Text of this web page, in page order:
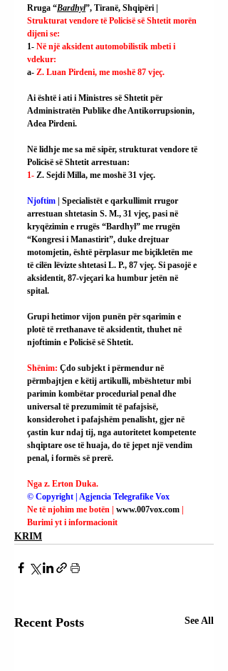
Rruga “Bardhyl”, Tiranë, Shqipëri |
Strukturat vendore të Policisë së Shtetit morën
dijeni se:
1- Në një aksident automobilistik mbeti i
vdekur:
a- Z. Luan Pirdeni, me moshë 87 vjeç.
Ai është i ati i Ministres së Shtetit për
Administratën Publike dhe Antikorrupsionin,
Adea Pirdeni.
Në lidhje me sa më sipër, strukturat vendore të
Policisë së Shtetit arrestuan:
1- Z. Sejdi Milla, me moshë 31 vjeç.
Njoftim | Specialistët e qarkullimit rrugor
arrestuan shtetasin S. M., 31 vjeç, pasi në
kryqëzimin e rrugës “Bardhyl” me rrugën
“Kongresi i Manastirit”, duke drejtuar
motomjetin, është përplasur me biçikletën me
të cilën lëvizte shtetasi L. P., 87 vjeç. Si pasojë e
aksidentit, 87-vjeçari ka humbur jetën në
spital.
Grupi hetimor vijon punën për sqarimin e
plotë të rrethanave të aksidentit, thuhet në
njoftimin e Policisë së Shtetit.
Shënim: Çdo subjekt i përmendur në
përmbajtjen e këtij artikulli, mbështetur mbi
parimin kombëtar procedurial penal dhe
universal të prezumimit të pafajsisë,
konsiderohet i pafajshëm penalisht, gjer në
çastin kur ndaj tij, nga autoritetet kompetente
shqiptare ose të huaja, do të jepet një vendim
penal, i formës së prerë.
Nga z. Erton Duka.
© Copyright | Agjencia Telegrafike Vox
Ne të njohim me botën | www.007vox.com |
Burimi yt i informacionit
KRIM
Recent Posts See All